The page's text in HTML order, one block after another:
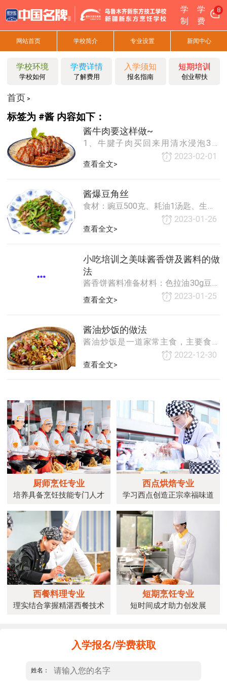
学
制
学
费
8
网站首页 学校简介 专业设置 新闻中心
学校环境
学校如何
学费详情
了解费用
入学须知
报名指南
短期培训
创业帮扶
首页 >
标签为 #酱 内容如下：
酱牛肉要这样做~
1、牛腱子肉买回来用清水浸泡3小
时，取出用厨房纸吸干表面水分，倒
入生抽涂抹均匀，再放入密封袋中腌
小茴香、草果、青红花椒、丁香粒、
陈皮、山楂片放
2023-02-01
查看全文>
酱爆豆角丝
食材：豌豆500克、耗油1汤匙、生抽1
汤匙、豆瓣酱1汤匙、蒜瓣4个、辣椒3
个步骤：1、准备好所有食材，宽豆角
2023-01-26
查看全文>
小吃培训之美味酱香饼及酱料的做
法
酱香饼酱料准备材料：色拉油30g豆瓣
酱20g甜面酱40g海鲜酱10g蚝油20g蒜
蓉30g糖15g辣椒粉适量花雕酒25g水
豆瓣酱翻炒2-3分
2023-01-25
查看全文>
酱油炒饭的做法
酱油炒饭是一道家常主食，主要食材
是米饭，配以肉粒、鸡蛋、葱花和酱
油等炒至熟热。酱油炒饭可以根据个
2022-12-30
查看全文>
厨师烹饪专业
培养具备烹饪技能专门人才
西点烘焙专业
学习西点创造正宗幸福味道
西餐料理专业
理实结合掌握精湛西餐技术
短期烹饪专业
短时间成才助力创发展
入学报名/学费获取
姓名：